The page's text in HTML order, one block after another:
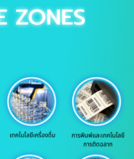
ZONES